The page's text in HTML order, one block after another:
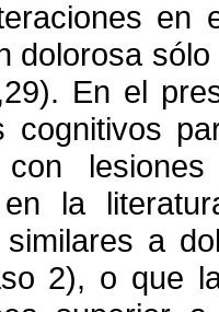
en
dolorosa
En el
cognitivos
con
en la
similares a
2), o que